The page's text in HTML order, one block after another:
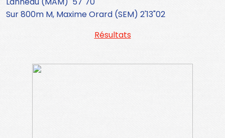
Sur 800m M, Maxime Orard (SEM) 2'13"02
Résultats